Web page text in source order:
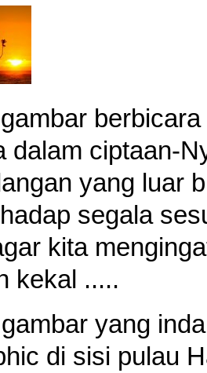
dalam ciptaan-
yang luar
segala
kita
kekal .....
yang
di sisi pulau